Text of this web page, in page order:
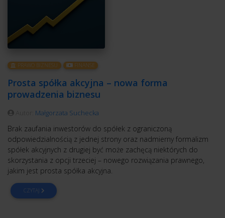
PRAWO BIZNESU FINANSE
Prosta spółka akcyjna – nowa forma
prowadzenia biznesu
Małgorzata Suchecka
Brak zaufania inwestorów do spółek z ograniczoną
odpowiedzialnością z jednej strony oraz nadmierny formalizm
spółek akcyjnych z drugiej być może zachęcą niektórych do
skorzystania z opcji trzeciej – nowego rozwiązania prawnego,
jakim jest prosta spółka akcyjna.
CZYTAJ